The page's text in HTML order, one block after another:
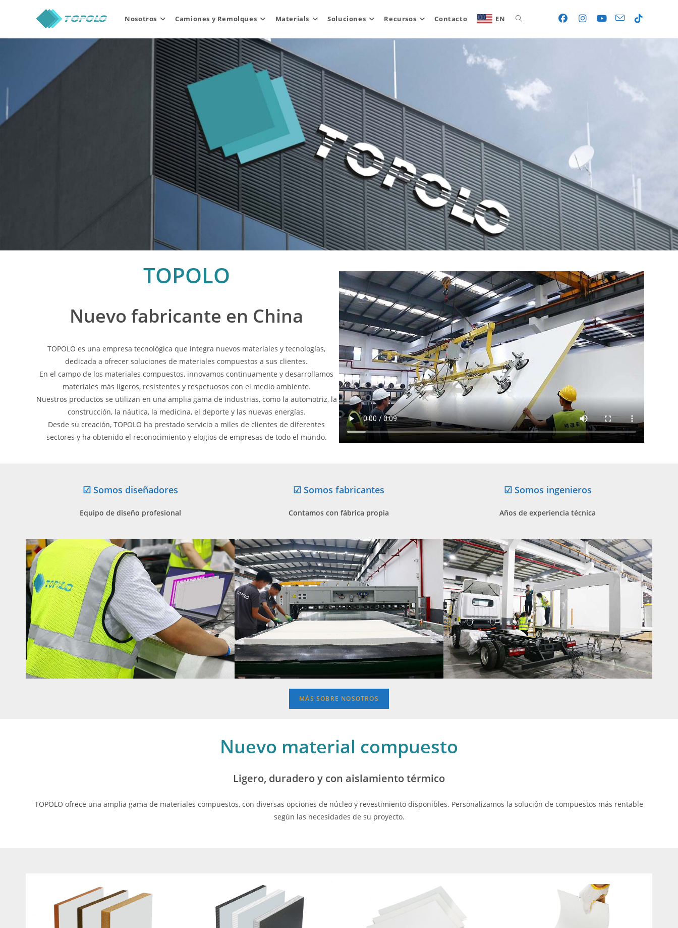
Nosotros Camiones y Remolques Materials Soluciones Recursos Contacto EN Toggle
search
TOPOLO
Nuevo fabricante en China
TOPOLO es una empresa tecnológica que integra nuevos materiales y tecnologías,
dedicada a ofrecer soluciones de materiales compuestos a sus clientes.
En el campo de los materiales compuestos, innovamos continuamente y desarrollamos
materiales más ligeros, resistentes y respetuosos con el medio ambiente.
Nuestros productos se utilizan en una amplia gama de industrias, como la automotriz, la
construcción, la náutica, la medicina, el deporte y las nuevas energías.
Desde su creación, TOPOLO ha prestado servicio a miles de clientes de diferentes
sectores y ha obtenido el reconocimiento y elogios de empresas de todo el mundo.
☑ Somos diseñadores
Equipo de diseño profesional
☑ Somos fabricantes
Contamos con fábrica propia
MÁS SOBRE NOSOTROS
☑ Somos ingenieros
Años de experiencia técnica
Nuevo material compuesto
Ligero, duradero y con aislamiento térmico
TOPOLO ofrece una amplia gama de materiales compuestos, con diversas opciones de núcleo y revestimiento disponibles. Personalizamos la solución de compuestos más rentable
según las necesidades de su proyecto.